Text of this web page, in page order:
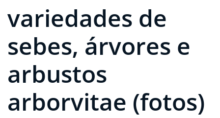
variedades de
sebes, árvores e
arbustos
arborvitae (fotos)